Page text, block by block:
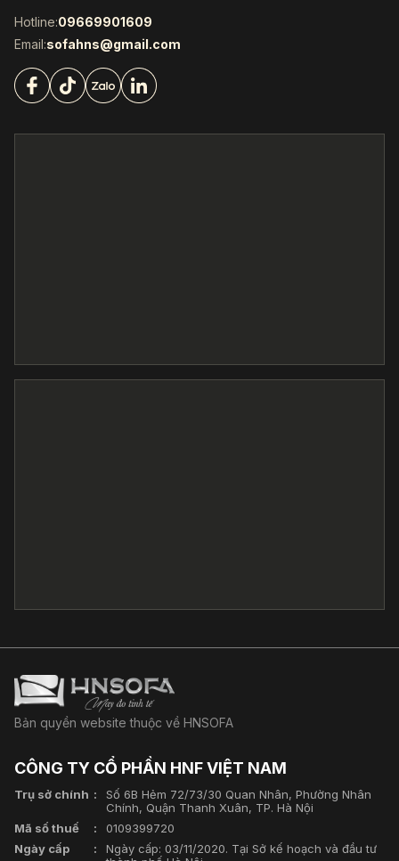
Hotline:09669901609
Email:sofahns@gmail.com
Bản quyền website thuộc về HNSOFA
CÔNG TY CỔ PHẦN HNF VIỆT NAM
Trụ sở chính
Số 6B Hẻm 72/73/30 Quan Nhân, Phường Nhân
Chính, Quận Thanh Xuân, TP. Hà Nội
Mã số thuế
0109399720
Ngày cấp
Ngày cấp: 03/11/2020. Tại Sở kế hoạch và đầu tư